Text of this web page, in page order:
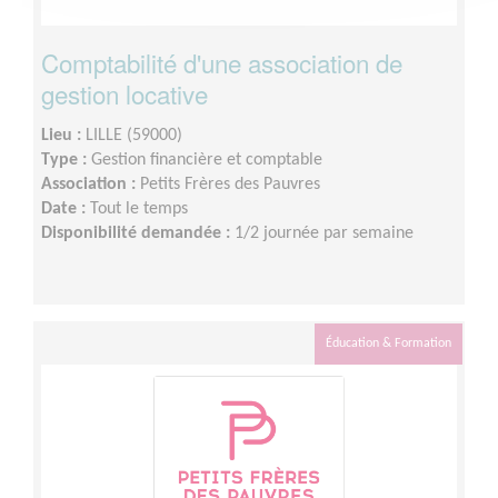
Comptabilité d'une association de
gestion locative
Lieu : LILLE (59000)
Type : Gestion financière et comptable
Association : Petits Frères des Pauvres
Date : Tout le temps
Disponibilité demandée : 1/2 journée par semaine
Éducation & Formation